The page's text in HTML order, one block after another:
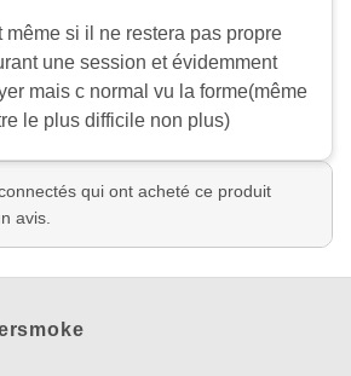
même si il ne restera pas propre
une session et évidemment
mais c normal vu la forme(même
le plus difficile non plus)
qui ont acheté ce produit
avis.